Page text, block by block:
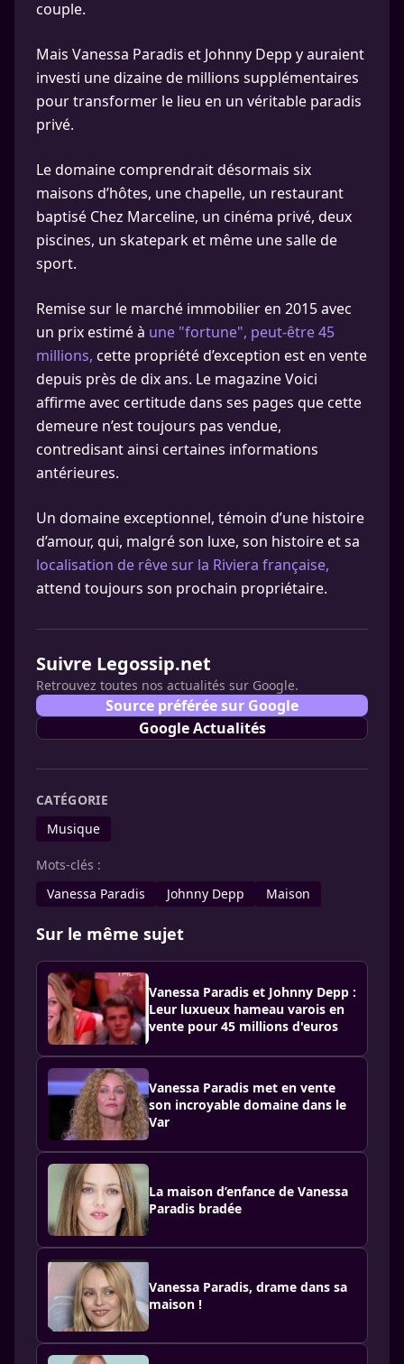
couple.
Mais Vanessa Paradis et Johnny Depp y auraient
investi une dizaine de millions supplémentaires
pour transformer le lieu en un véritable paradis
privé.
Le domaine comprendrait désormais six
maisons d’hôtes, une chapelle, un restaurant
baptisé Chez Marceline, un cinéma privé, deux
piscines, un skatepark et même une salle de
sport.
Remise sur le marché immobilier en 2015 avec
un prix estimé à une "fortune", peut-être 45
millions, cette propriété d’exception est en vente
depuis près de dix ans. Le magazine Voici
affirme avec certitude dans ses pages que cette
demeure n’est toujours pas vendue,
contredisant ainsi certaines informations
antérieures.
Un domaine exceptionnel, témoin d’une histoire
d’amour, qui, malgré son luxe, son histoire et sa
localisation de rêve sur la Riviera française,
attend toujours son prochain propriétaire.
Suivre Legossip.net
Retrouvez toutes nos actualités sur Google.
Source préférée sur Google
Google Actualités
CATÉGORIE
Musique
Mots-clés :
Vanessa Paradis
Johnny Depp Maison
Sur le même sujet
Vanessa Paradis et Johnny Depp :
Leur luxueux hameau varois en
vente pour 45 millions d'euros
Vanessa Paradis met en vente
son incroyable domaine dans le
Var
La maison d’enfance de Vanessa
Paradis bradée
Vanessa Paradis, drame dans sa
maison !